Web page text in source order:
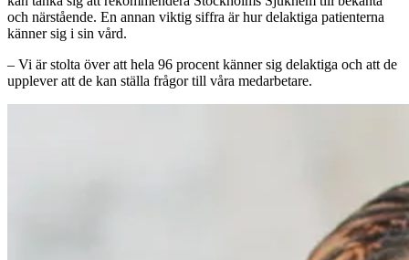
och närstående. En annan viktig siffra är hur delaktiga patienterna
känner sig i sin vård.
– Vi är stolta över att hela 96 procent känner sig delaktiga och att de
upplever att de kan ställa frågor till våra medarbetare.